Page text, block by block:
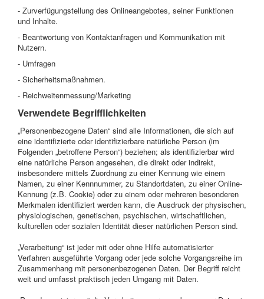
- Zurverfügungstellung des Onlineangebotes, seiner Funktionen
und Inhalte.
- Beantwortung von Kontaktanfragen und Kommunikation mit
Nutzern.
- Umfragen
- Sicherheitsmaßnahmen.
- Reichweitenmessung/Marketing
Verwendete Begrifflichkeiten
„Personenbezogene Daten“ sind alle Informationen, die sich auf
eine identifizierte oder identifizierbare natürliche Person (im
Folgenden „betroffene Person“) beziehen; als identifizierbar wird
eine natürliche Person angesehen, die direkt oder indirekt,
insbesondere mittels Zuordnung zu einer Kennung wie einem
Namen, zu einer Kennnummer, zu Standortdaten, zu einer Online-
Kennung (z.B. Cookie) oder zu einem oder mehreren besonderen
Merkmalen identifiziert werden kann, die Ausdruck der physischen,
physiologischen, genetischen, psychischen, wirtschaftlichen,
kulturellen oder sozialen Identität dieser natürlichen Person sind.
„Verarbeitung“ ist jeder mit oder ohne Hilfe automatisierter
Verfahren ausgeführte Vorgang oder jede solche Vorgangsreihe im
Zusammenhang mit personenbezogenen Daten. Der Begriff reicht
weit und umfasst praktisch jeden Umgang mit Daten.